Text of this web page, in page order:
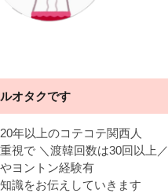
オタクです
年以上のコテコテ関西人
視で ＼渡韓回数は30回以上／
ヨントン経験有
識をお伝えしていきます